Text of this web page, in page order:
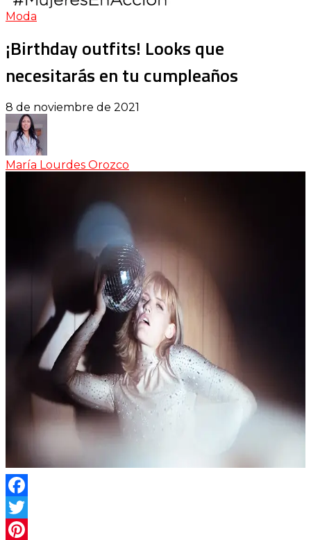
Moda
¡Birthday outfits! Looks que
necesitarás en tu cumpleaños
8 de noviembre de 2021
María Lourdes Orozco
Facebook
Twitter